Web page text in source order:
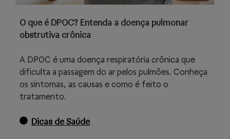
O que é DPOC? Entenda a doença pulmonar
obstrutiva crônica
A DPOC é uma doença respiratória crônica que
dificulta a passagem do ar pelos pulmões. Conheça
os sintomas, as causas e como é feito o
tratamento.
Dicas de Saúde